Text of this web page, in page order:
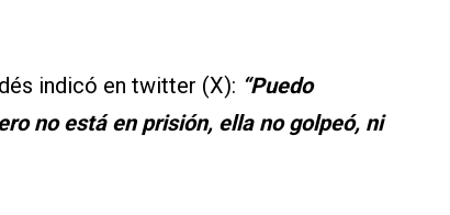
indicó en twitter (X): “Puedo
no está en prisión, ella no golpeó, ni